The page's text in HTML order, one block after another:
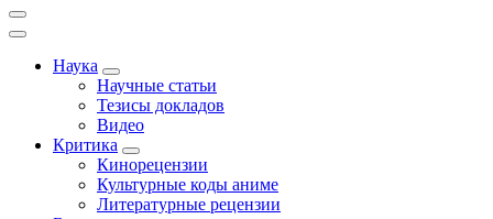
Наука
Научные статьи
Тезисы докладов
Видео
Критика
Кинорецензии
Культурные коды аниме
Литературные рецензии